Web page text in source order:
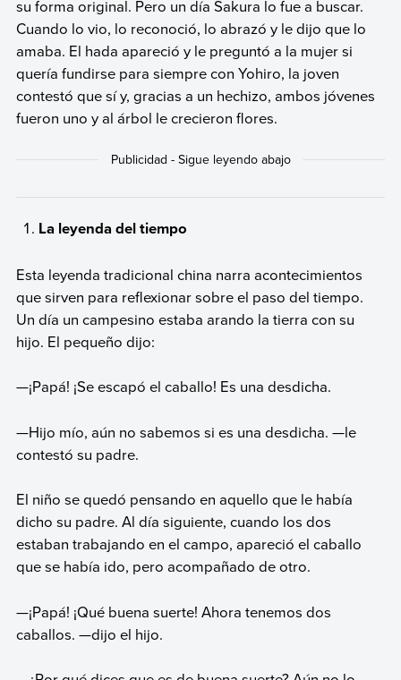
su forma original. Pero un día Sakura lo fue a buscar.
Cuando lo vio, lo reconoció, lo abrazó y le dijo que lo
amaba. El hada apareció y le preguntó a la mujer si
quería fundirse para siempre con Yohiro, la joven
contestó que sí y, gracias a un hechizo, ambos jóvenes
fueron uno y al árbol le crecieron flores.
La leyenda del tiempo
Esta leyenda tradicional china narra acontecimientos
que sirven para reflexionar sobre el paso del tiempo.
Un día un campesino estaba arando la tierra con su
hijo. El pequeño dijo:
—¡Papá! ¡Se escapó el caballo! Es una desdicha.
—Hijo mío, aún no sabemos si es una desdicha. —le
contestó su padre.
El niño se quedó pensando en aquello que le había
dicho su padre. Al día siguiente, cuando los dos
estaban trabajando en el campo, apareció el caballo
que se había ido, pero acompañado de otro.
—¡Papá! ¡Qué buena suerte! Ahora tenemos dos
caballos. —dijo el hijo.